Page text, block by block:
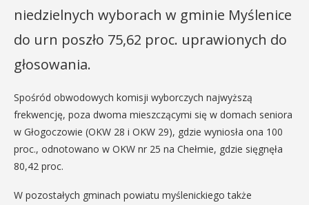
niedzielnych wyborach w gminie Myślenice
do urn poszło 75,62 proc. uprawionych do
głosowania.
Spośród obwodowych komisji wyborczych najwyższą
frekwencję, poza dwoma mieszczącymi się w domach seniora
w Głogoczowie (OKW 28 i OKW 29), gdzie wyniosła ona 100
proc., odnotowano w OKW nr 25 na Chełmie, gdzie sięgnęła
80,42 proc.
W pozostałych gminach powiatu myślenickiego także